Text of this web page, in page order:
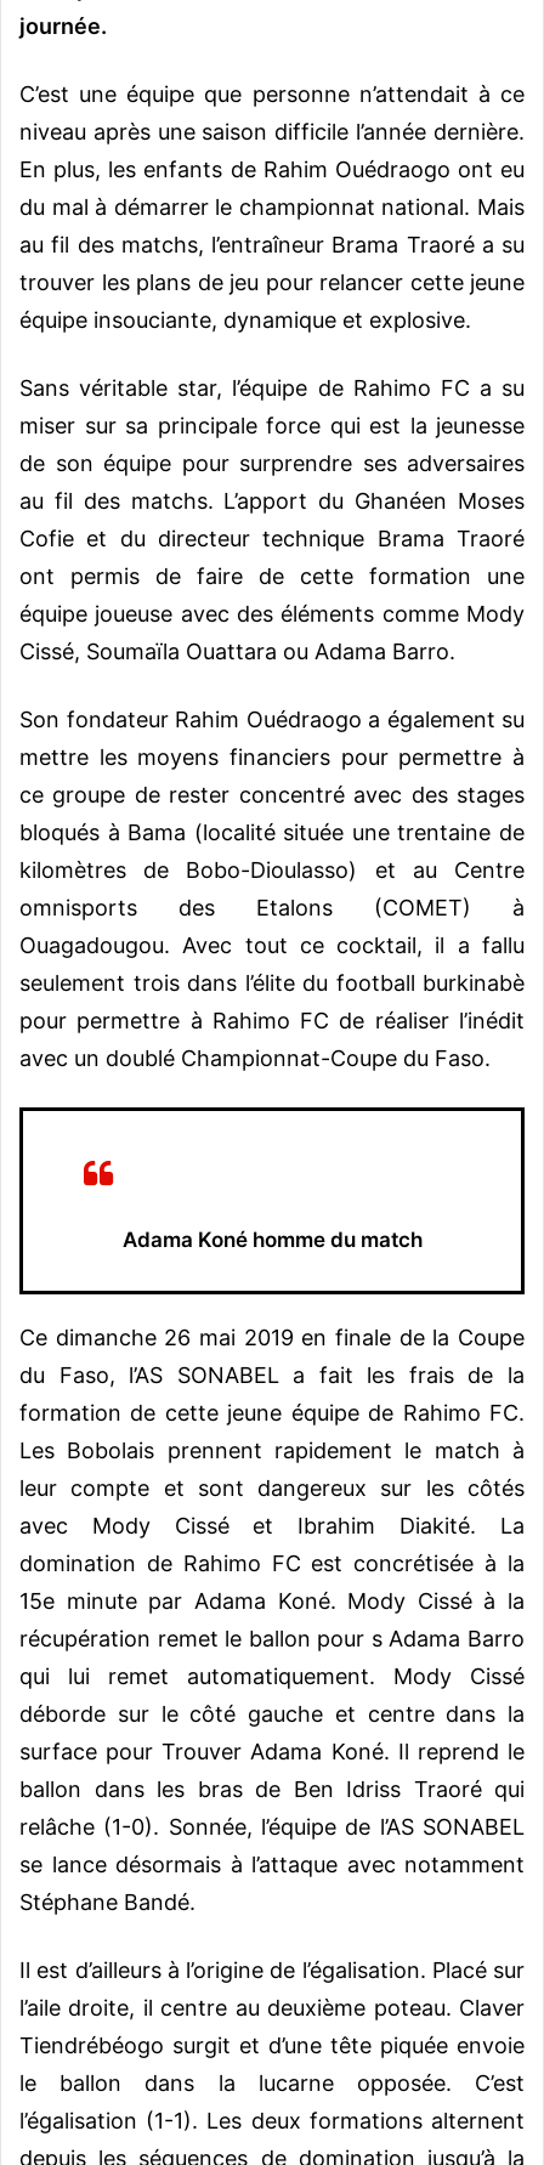
journée.
C’est une équipe que personne n’attendait à ce
niveau après une saison difficile l’année dernière.
En plus, les enfants de Rahim Ouédraogo ont eu
du mal à démarrer le championnat national. Mais
au fil des matchs, l’entraîneur Brama Traoré a su
trouver les plans de jeu pour relancer cette jeune
équipe insouciante, dynamique et explosive.
Sans véritable star, l’équipe de Rahimo FC a su
miser sur sa principale force qui est la jeunesse
de son équipe pour surprendre ses adversaires
au fil des matchs. L’apport du Ghanéen Moses
Cofie et du directeur technique Brama Traoré
ont permis de faire de cette formation une
équipe joueuse avec des éléments comme Mody
Cissé, Soumaïla Ouattara ou Adama Barro.
Son fondateur Rahim Ouédraogo a également su
mettre les moyens financiers pour permettre à
ce groupe de rester concentré avec des stages
bloqués à Bama (localité située une trentaine de
kilomètres de Bobo-Dioulasso) et au Centre
omnisports des Etalons (COMET) à
Ouagadougou. Avec tout ce cocktail, il a fallu
seulement trois dans l’élite du football burkinabè
pour permettre à Rahimo FC de réaliser l’inédit
avec un doublé Championnat-Coupe du Faso.
Adama Koné homme du match
Ce dimanche 26 mai 2019 en finale de la Coupe
du Faso, l’AS SONABEL a fait les frais de la
formation de cette jeune équipe de Rahimo FC.
Les Bobolais prennent rapidement le match à
leur compte et sont dangereux sur les côtés
avec Mody Cissé et Ibrahim Diakité. La
domination de Rahimo FC est concrétisée à la
15e minute par Adama Koné. Mody Cissé à la
récupération remet le ballon pour s Adama Barro
qui lui remet automatiquement. Mody Cissé
déborde sur le côté gauche et centre dans la
surface pour Trouver Adama Koné. Il reprend le
ballon dans les bras de Ben Idriss Traoré qui
relâche (1-0). Sonnée, l’équipe de l’AS SONABEL
se lance désormais à l’attaque avec notamment
Stéphane Bandé.
Il est d’ailleurs à l’origine de l’égalisation. Placé sur
l’aile droite, il centre au deuxième poteau. Claver
Tiendrébéogo surgit et d’une tête piquée envoie
le ballon dans la lucarne opposée. C’est
l’égalisation (1-1). Les deux formations alternent
depuis les séquences de domination jusqu’à la